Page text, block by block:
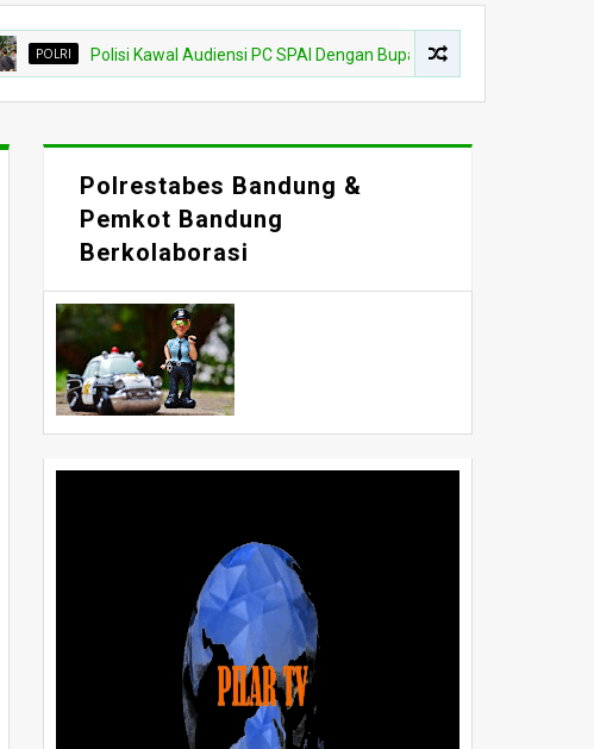
Polisi Kawal Audiensi PC SPAI Dengan Bupati Majalengka
Polrestabes Bandung &
Pemkot Bandung
Berkolaborasi